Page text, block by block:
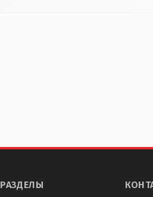
РАЗДЕЛЫ